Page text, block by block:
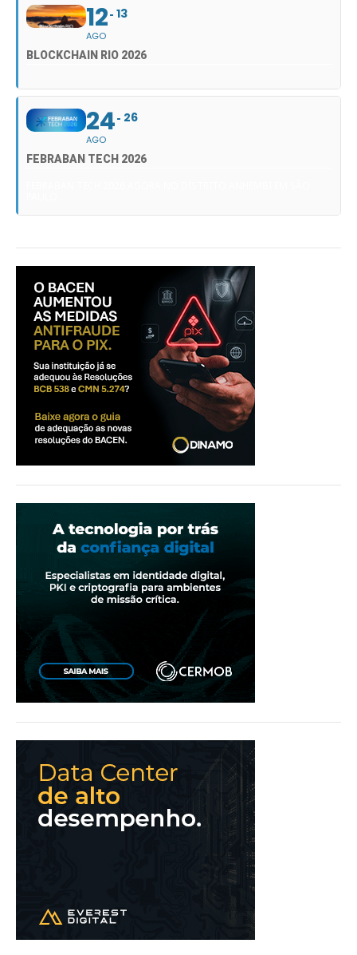
12
AGO
13
BLOCKCHAIN RIO 2026
24
AGO
26
FEBRABAN TECH 2026